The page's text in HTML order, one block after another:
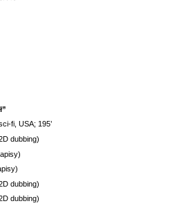
fi, USA; 195’
dubbing)
dubbing)
dubbing)